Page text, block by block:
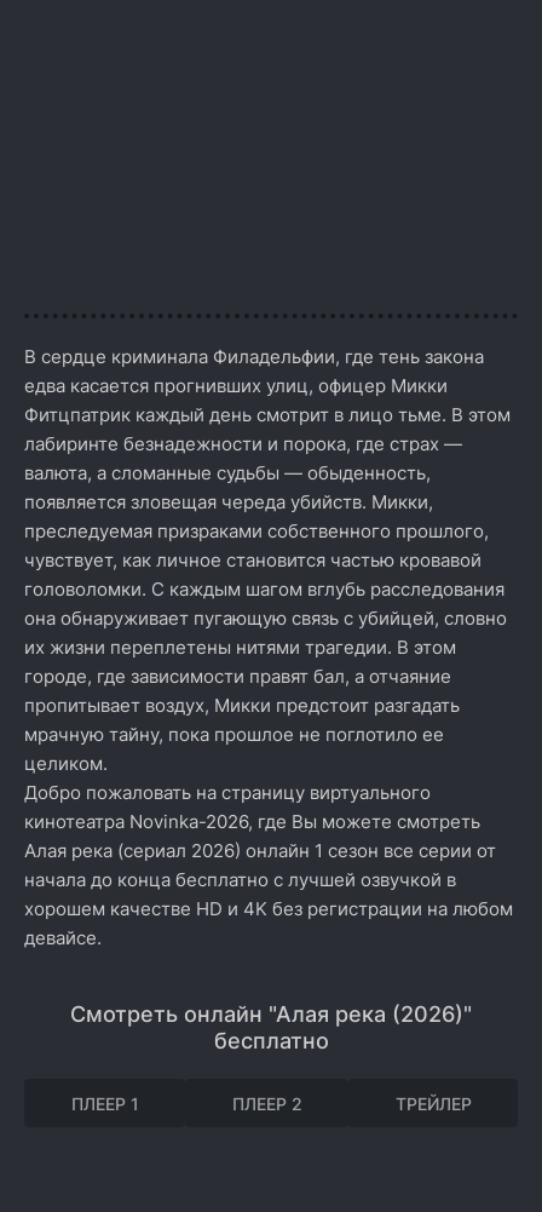
В сердце криминала Филадельфии, где тень закона
едва касается прогнивших улиц, офицер Микки
Фитцпатрик каждый день смотрит в лицо тьме. В этом
лабиринте безнадежности и порока, где страх —
валюта, а сломанные судьбы — обыденность,
появляется зловещая череда убийств. Микки,
преследуемая призраками собственного прошлого,
чувствует, как личное становится частью кровавой
головоломки. С каждым шагом вглубь расследования
она обнаруживает пугающую связь с убийцей, словно
их жизни переплетены нитями трагедии. В этом
городе, где зависимости правят бал, а отчаяние
пропитывает воздух, Микки предстоит разгадать
мрачную тайну, пока прошлое не поглотило ее
целиком.
Добро пожаловать на страницу виртуального
кинотеатра Novinka-2026, где Вы можете смотреть
Алая река (сериал 2026) онлайн 1 сезон все серии от
начала до конца бесплатно с лучшей озвучкой в
хорошем качестве HD и 4K без регистрации на любом
девайсе.
Смотреть онлайн "Алая река (2026)"
бесплатно
ПЛЕЕР 1 ПЛЕЕР 2 ТРЕЙЛЕР